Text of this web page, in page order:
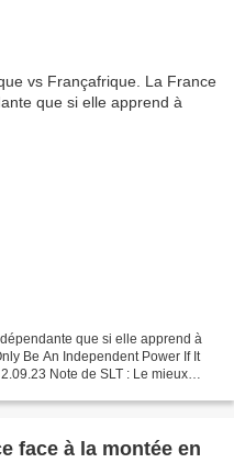
que si elle apprend à
Be An Independent Power If It
Note de SLT : Le mieux
face à la montée en